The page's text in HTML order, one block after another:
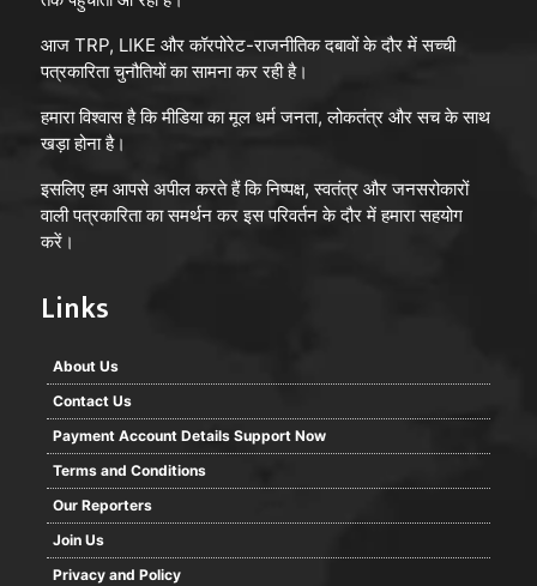
आज TRP, LIKE और कॉरपोरेट-राजनीतिक दबावों के दौर में सच्ची
पत्रकारिता चुनौतियों का सामना कर रही है।
हमारा विश्वास है कि मीडिया का मूल धर्म जनता, लोकतंत्र और सच के साथ
खड़ा होना है।
इसलिए हम आपसे अपील करते हैं कि निष्पक्ष, स्वतंत्र और जनसरोकारों
वाली पत्रकारिता का समर्थन कर इस परिवर्तन के दौर में हमारा सहयोग
करें।
Links
About Us
Contact Us
Payment Account Details Support Now
Terms and Conditions
Our Reporters
Join Us
Privacy and Policy